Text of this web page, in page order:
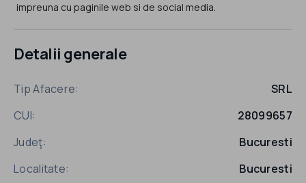
impreuna cu paginile web si de social media.
Detalii generale
Tip Afacere:
SRL
CUI:
28099657
Judeţ:
Bucuresti
Localitate:
Bucuresti